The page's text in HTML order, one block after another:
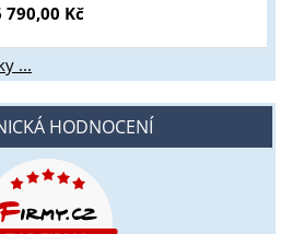
790,00 Kč
...
HODNOCENÍ